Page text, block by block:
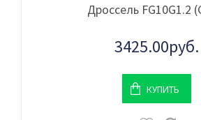
Дроссель FG10G1.2
3425.00руб.
КУПИТЬ